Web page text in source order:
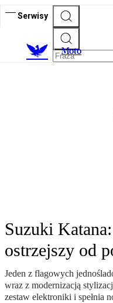
Serwisy
Moto
Suzuki
ostrzejszy od
Jeden z flagowych
wraz z modernizacją
zestaw elektroniki i spełnia